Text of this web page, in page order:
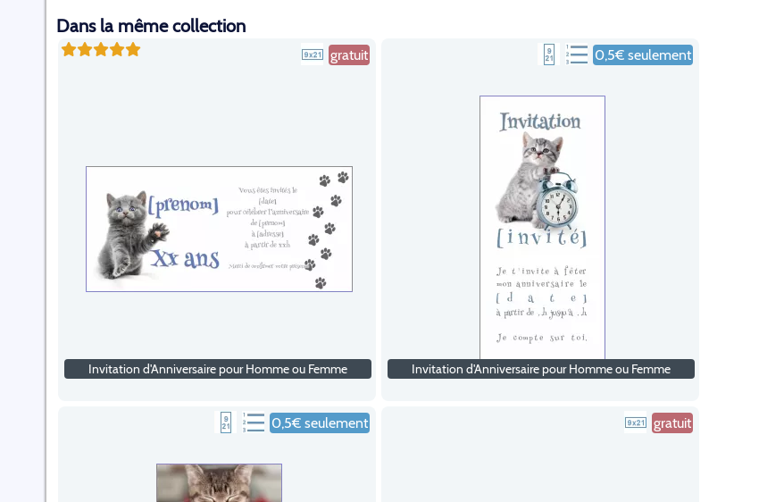
Dans la même collection
gratuit
Invitation d'Anniversaire pour Homme ou Femme
0,5€ seulement
Invitation d'Anniversaire pour Homme ou Femme
0,5€ seulement gratuit